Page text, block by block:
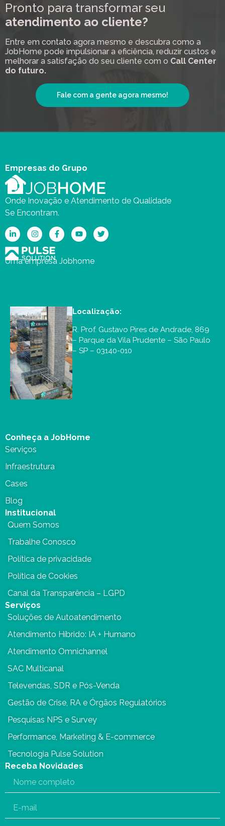
Pronto para transformar seu
atendimento ao cliente?
Entre em contato agora mesmo e descubra como a
JobHome pode impulsionar a eficiência, reduzir custos e
melhorar a satisfação do seu cliente com o Call Center
do futuro.
Fale com a gente agora mesmo!
Empresas do Grupo
Onde Inovação e Atendimento de Qualidade
Se Encontram.
Uma empresa Jobhome
Localização:
R. Prof. Gustavo Pires de Andrade, 869
– Parque da Vila Prudente – São Paulo
– SP – 03140-010
Conheça a JobHome
Serviços
Infraestrutura
Cases
Blog
Institucional
Quem Somos
Trabalhe Conosco
Política de privacidade
Política de Cookies
Canal da Transparência – LGPD
Serviços
Soluções de Autoatendimento
Atendimento Híbrido: IA + Humano
Atendimento Omnichannel
SAC Multicanal
Televendas, SDR e Pós-Venda
Gestão de Crise, RA e Órgãos Regulatórios
Pesquisas NPS e Survey
Performance, Marketing & E-commerce
Tecnologia Pulse Solution
Receba Novidades